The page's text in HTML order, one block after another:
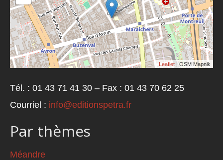
Leaflet | OSM Mapnik
Tél. : 01 43 71 41 30 – Fax : 01 43 70 62 25
Courriel : info@editionspetra.fr
Par thèmes
Méandre